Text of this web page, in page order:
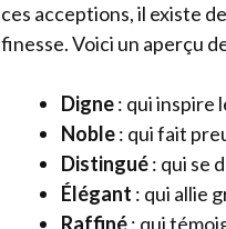
ces acceptions, il existe
finesse. Voici un aperçu
Digne: qui inspire
Noble: qui fait
Distingué: qui se
Élégant : qui allie
Raffiné: qui